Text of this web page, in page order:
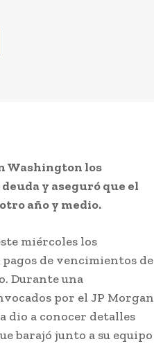
Washington los
y aseguró que el
año y medio.
miércoles los
de vencimientos de
Durante una
por el JP Morgan
dio a conocer detalles
barajó junto a su equipo